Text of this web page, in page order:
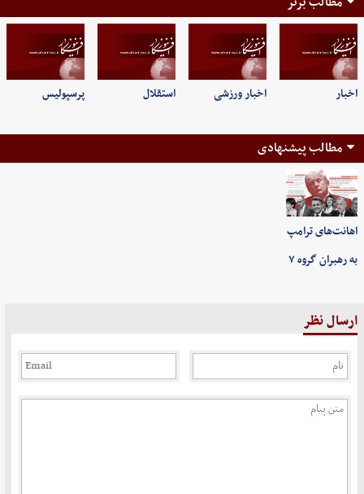
اخبار اخبار ورزشی استقلال پرسپولیس
مطالب پیشنهادی
اهانت‌های ترامپ
به رهبران گروه ۷
ارسال نظر